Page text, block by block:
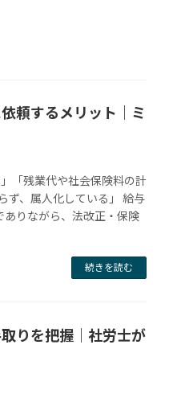
頼するメリット｜ミ
「残業代や社会保険料の計
ず、属人化している」 給与
りながら、法改正・保険
続きを読む
りを把握｜社労士が